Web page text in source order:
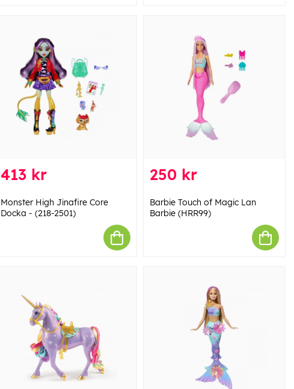
413 kr
Monster High Jinafire Core
Docka - (218-2501)
250 kr
Barbie Touch of Magic Lan
Barbie (HRR99)